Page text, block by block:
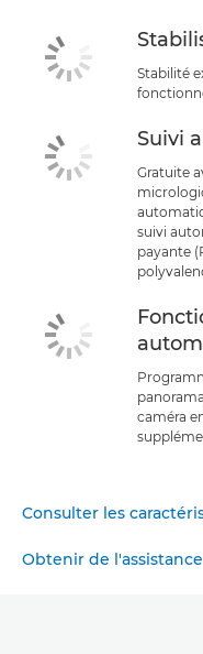
Stabilité
Suivi
Gratuite
suivi
payante
caméra
Consulter les
Obtenir de l'assistance